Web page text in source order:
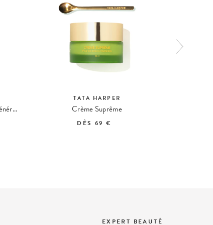
Regenerating Cleanser Nettoyant Régénérant
TATA HARPER
Crème Suprême
DÈS 69 €
EXPERT BEAUTÉ